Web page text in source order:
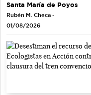
Santa María de Poyos
Rubén M. Checa -
01/08/2026